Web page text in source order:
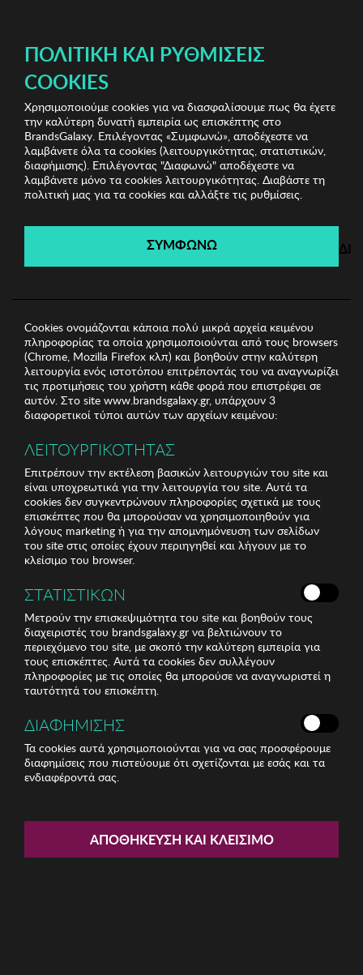
Mioli Jewels Γυναικεία Σκουλαρίκια
Γυναικείο
Σκουλαρίκι Mioli
Mioli Jewels
Λήγει σε: 00ημέρες | 00ώρες 00λεπτά 00δευτ.
Γυναικείο Σκουλαρίκι Mioli
ΠΟΛΙΤΙΚΉ ΚΑΙ ΡΥΘΜΊΣΕΙΣ
COOKIES
Χρησιμοποιούμε cookies για να διασφαλίσουμε πως θα έχετε
την καλύτερη δυνατή εμπειρία ως επισκέπτης στο
BrandsGalaxy. Επιλέγοντας «Συμφωνώ», αποδέχεστε να
λαμβάνετε όλα τα cookies (λειτουργικότητας, στατιστικών,
διαφήμισης). Επιλέγοντας "Διαφωνώ" αποδέχεστε να
λαμβάνετε μόνο τα cookies λειτουργικότητας. Διαβάστε τη
πολιτική μας για τα cookies και αλλάξτε τις ρυθμίσεις.
ΣΥΜΦΩΝΩ
Cookies ονομάζονται κάποια πολύ μικρά αρχεία κειμένου
πληροφορίας τα οποία χρησιμοποιούνται από τους browsers
(Chrome, Mozilla Firefox κλπ) και βοηθούν στην καλύτερη
λειτουργία ενός ιστοτόπου επιτρέποντάς του να αναγνωρίζει
τις προτιμήσεις του χρήστη κάθε φορά που επιστρέφει σε
αυτόν. Στο site www.brandsgalaxy.gr, υπάρχουν 3
διαφορετικοί τύποι αυτών των αρχείων κειμένου:
ΛΕΙΤΟΥΡΓΙΚΟΤΗΤΑΣ
Επιτρέπουν την εκτέλεση βασικών λειτουργιών του site και
είναι υποχρεωτικά για την λειτουργία του site. Αυτά τα
cookies δεν συγκεντρώνουν πληροφορίες σχετικά με τους
επισκέπτες που θα μπορούσαν να χρησιμοποιηθούν για
λόγους marketing ή για την απομνημόνευση των σελίδων
του site στις οποίες έχουν περιηγηθεί και λήγουν με το
κλείσιμο του browser.
ΣΤΑΤΙΣΤΙΚΩΝ
Μετρούν την επισκεψιμότητα του site και βοηθούν τους
διαχειριστές του brandsgalaxy.gr να βελτιώνουν το
περιεχόμενο του site, με σκοπό την καλύτερη εμπειρία για
τους επισκέπτες. Αυτά τα cookies δεν συλλέγουν
πληροφορίες με τις οποίες θα μπορούσε να αναγνωριστεί η
ταυτότητά του επισκέπτη.
ΔΙΑΦΗΜΙΣΗΣ
Τα cookies αυτά χρησιμοποιούνται για να σας προσφέρουμε
διαφημίσεις που πιστεύουμε ότι σχετίζονται με εσάς και τα
ενδιαφέροντά σας.
ΑΠΟΘΉΚΕΥΣΗ ΚΑΙ ΚΛΕΊΣΙΜΟ